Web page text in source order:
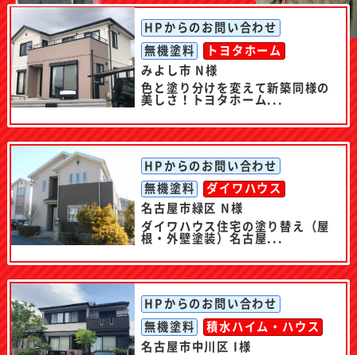
HPからのお問い合わせ
無機塗料
トヨタホーム
みよし市 N様
色と塗り分けを変えて新築同様の
美しさ！トヨタホーム...
HPからのお問い合わせ
無機塗料
ダイワハウス
名古屋市緑区 N様
ダイワハウス住宅の塗り替え（屋
根・外壁塗装）名古屋...
HPからのお問い合わせ
無機塗料
積水ハイム・ハウス
名古屋市中川区 I様